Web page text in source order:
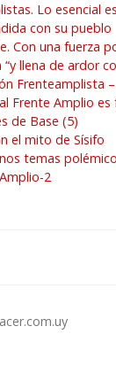
Lo esencial
con su pueblo
Con una fuerza
llena de ardor
Frenteamplista –
Frente Amplio
de Base (5)
el mito de Sísifo
temas
2